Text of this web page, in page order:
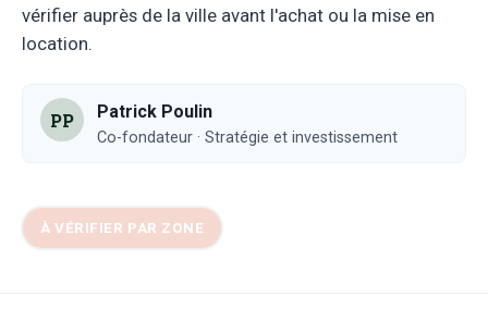
vérifier auprès de la ville avant l'achat ou la mise en
location.
PP Patrick Poulin
Co-fondateur · Stratégie et investissement
À VÉRIFIER PAR ZONE